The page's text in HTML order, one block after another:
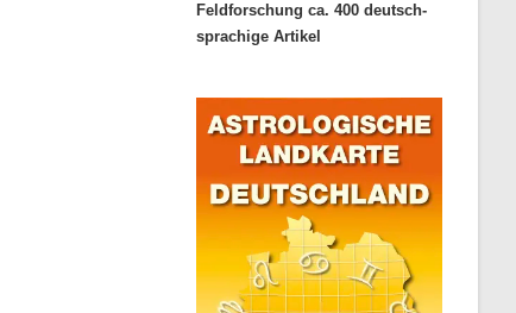
Feldforschung ca. 400 deutsch-
sprachige Artikel